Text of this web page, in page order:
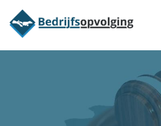
bedrijfsopvolging voor fiscaal
juridisch advies